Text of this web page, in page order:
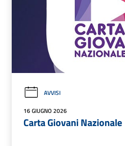
AVVISI
16 GIUGNO 2026
Carta Giovani Nazionale